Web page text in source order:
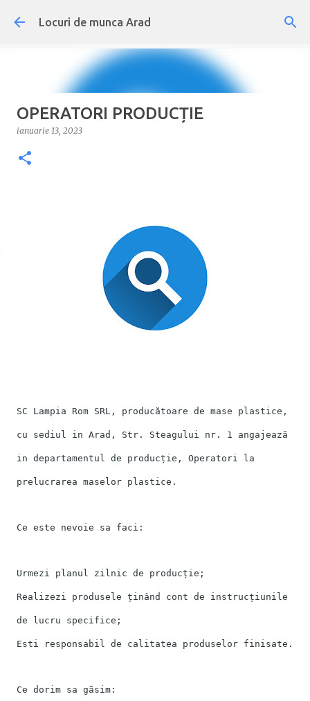
Treceți la conținutul principal
Locuri de munca Arad
OPERATORI PRODUCȚIE
ianuarie 13, 2023
SC Lampia Rom SRL, producătoare de mase plastice,
cu sediul in Arad, Str. Steagului nr. 1 angajează
in departamentul de producție, Operatori la
prelucrarea maselor plastice.
Ce este nevoie sa faci:
Urmezi planul zilnic de producție;
Realizezi produsele ținând cont de instrucțiunile
de lucru specifice;
Esti responsabil de calitatea produselor finisate.
Ce dorim sa găsim: